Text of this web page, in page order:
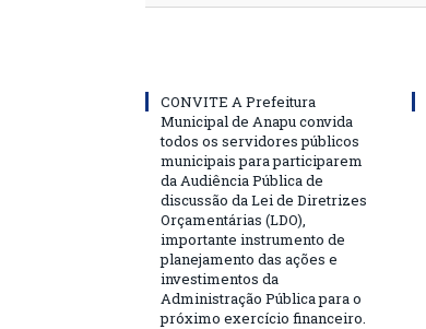
CONVITE A Prefeitura
Municipal de Anapu convida
todos os servidores públicos
municipais para participarem
da Audiência Pública de
discussão da Lei de Diretrizes
Orçamentárias (LDO),
importante instrumento de
planejamento das ações e
investimentos da
Administração Pública para o
próximo exercício financeiro.